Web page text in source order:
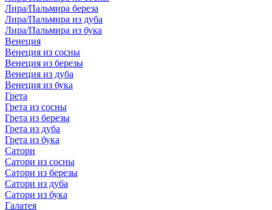
Лира/Пальмира береза
Лира/Пальмира из дуба
Лира/Пальмира из бука
Венеция
Венеция из сосны
Венеция из березы
Венеция из дуба
Венеция из бука
Грета
Грета из сосны
Грета из березы
Грета из дуба
Грета из бука
Сатори
Сатори из сосны
Сатори из березы
Сатори из дуба
Сатори из бука
Галатея